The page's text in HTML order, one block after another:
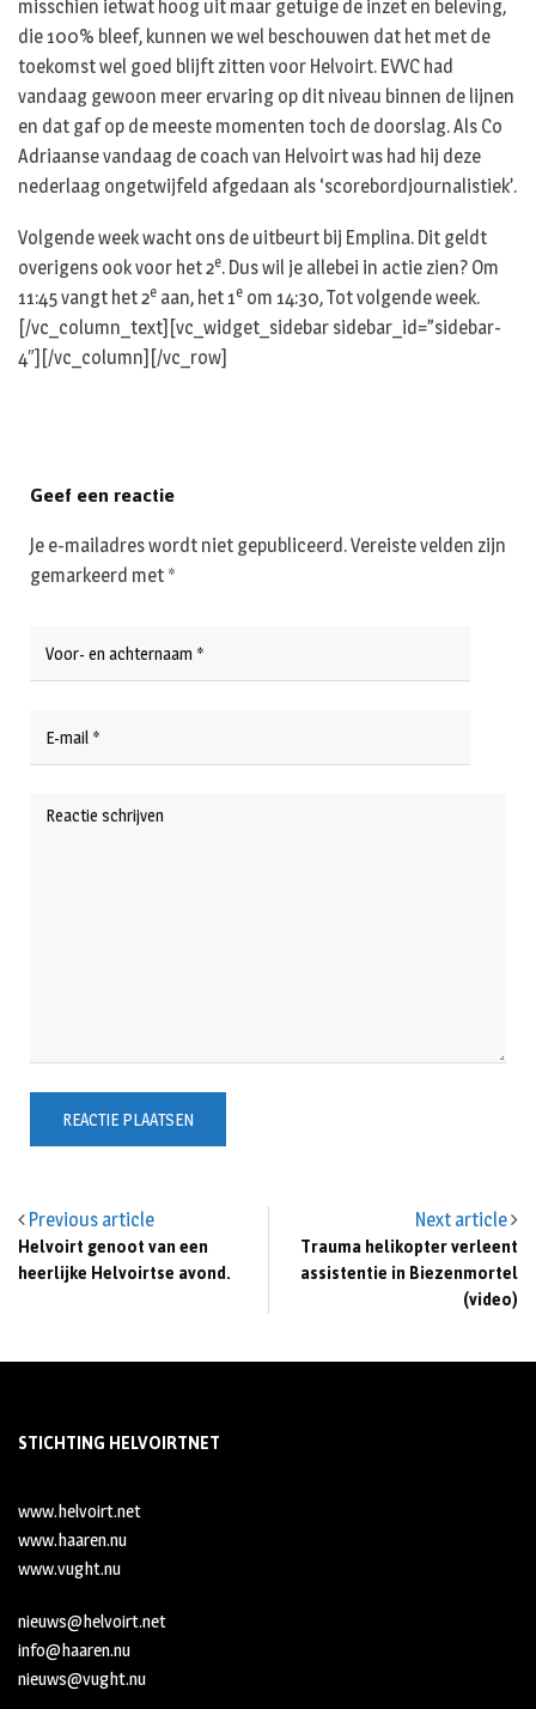
misschien ietwat hoog uit maar getuige de inzet en beleving,
die 100% bleef, kunnen we wel beschouwen dat het met de
toekomst wel goed blijft zitten voor Helvoirt. EVVC had
vandaag gewoon meer ervaring op dit niveau binnen de lijnen
en dat gaf op de meeste momenten toch de doorslag. Als Co
Adriaanse vandaag de coach van Helvoirt was had hij deze
nederlaag ongetwijfeld afgedaan als ‘scorebordjournalistiek’.
Volgende week wacht ons de uitbeurt bij Emplina. Dit geldt
overigens ook voor het 2e. Dus wil je allebei in actie zien? Om
11:45 vangt het 2e aan, het 1e om 14:30, Tot volgende week.
[/vc_column_text][vc_widget_sidebar sidebar_id=”sidebar-
4″][/vc_column][/vc_row]
Previous article
Helvoirt genoot van een
heerlijke Helvoirtse avond.
Next article
Trauma helikopter verleent
assistentie in Biezenmortel
(video)
Geef een reactie
Je e-mailadres wordt niet gepubliceerd.Vereiste velden zijn
gemarkeerd met *
STICHTING HELVOIRTNET
www.helvoirt.net
www.haaren.nu
www.vught.nu
nieuws@helvoirt.net
info@haaren.nu
nieuws@vught.nu